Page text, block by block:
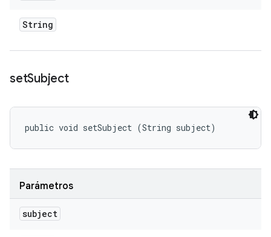
String
setSubject
public void setSubject (String subject)
Parámetros
subject